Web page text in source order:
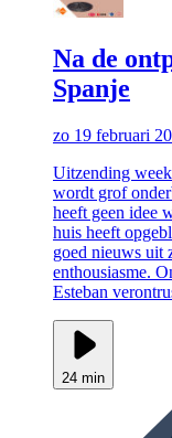
Na de
Spanje
zo 19 februari
Uitzending
wordt grof
heeft geen idee
huis heeft
goed nieuws uit
enthousiasme.
Esteban
24 min